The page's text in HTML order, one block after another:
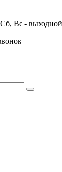
Сб, Вс - выходной